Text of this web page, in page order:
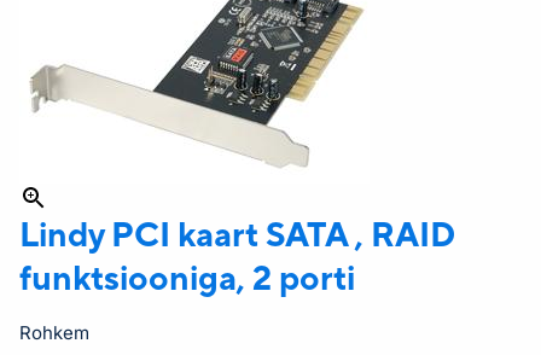
Lindy PCI kaart SATA , RAID
funktsiooniga, 2 porti
Rohkem